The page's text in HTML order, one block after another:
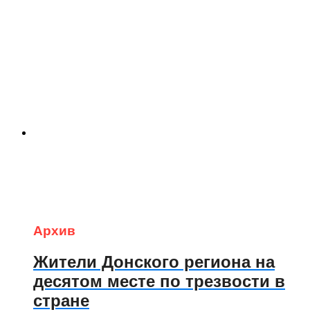
Архив
Жители Донского региона на
десятом месте по трезвости в
стране